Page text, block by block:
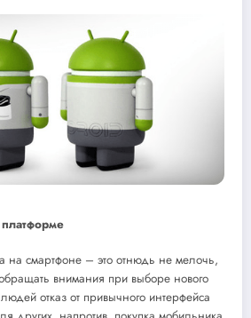
на смартфоне – это отнюдь не мелочь,
внимания при выборе нового
отказ от привычного интерфейса